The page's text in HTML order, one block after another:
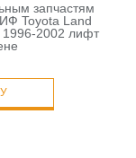
запчастям
Toyota Land
1996-2002 лифт